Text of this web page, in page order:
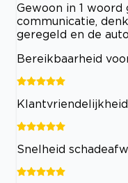
Gewoon in 1 woord
communicatie,
geregeld en de
Bereikbaarheid
Klantvriendelijkheid
Snelheid